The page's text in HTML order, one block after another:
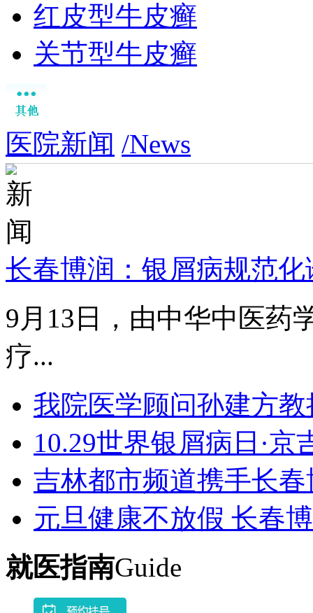
红皮型牛皮癣
关节型牛皮癣
医院新闻 /News
长春博润：银屑病规范化
9月13日，由中华中医药
疗...
我院医学顾问孙建方
10.29世界银屑病日·京
吉林都市频道携手长
元旦健康不放假 长春
就医指南Guide